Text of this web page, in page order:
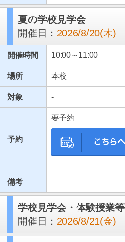
夏の学校見学会
開催日： 2026/8/20(木)
開催時間 10:00～11:00
場所 本校
対象 -
予約
要予約
備考
学校見学会・体験授業等
開催日： 2026/8/21(金)